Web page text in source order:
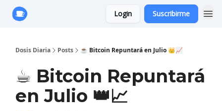
Login Suscribirme
Dosis Diaria Posts ☕️ Bitcoin Repuntará en Julio 👑📈
☕️ Bitcoin Repuntará
en Julio 👑📈